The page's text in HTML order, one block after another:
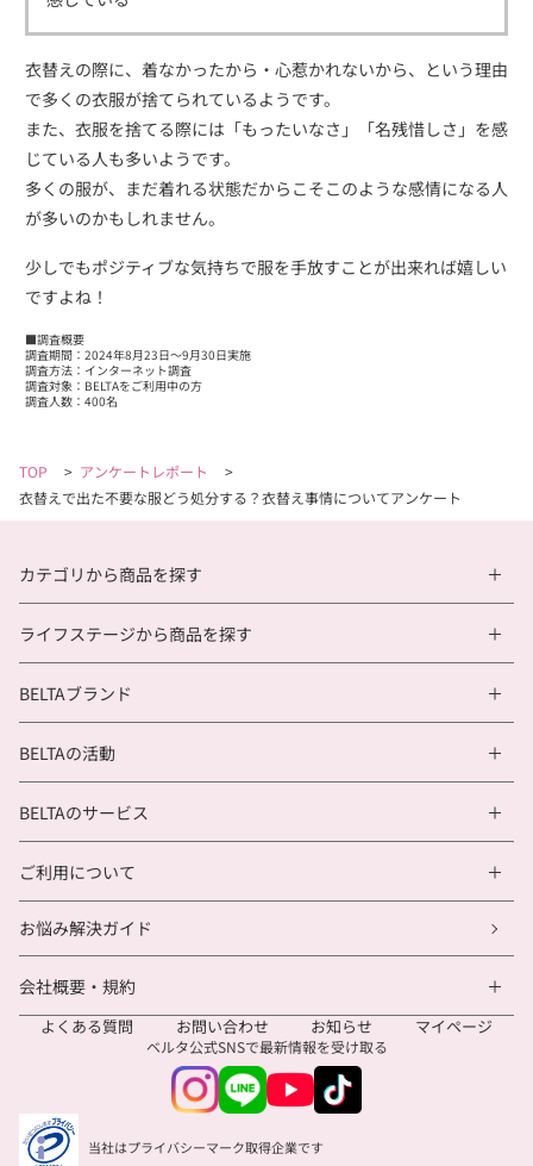
衣替えの際に、着なかったから・心惹かれないから、という理由
で多くの衣服が捨てられているようです。
また、衣服を捨てる際には「もったいなさ」「名残惜しさ」を感
じている人も多いようです。
多くの服が、まだ着れる状態だからこそこのような感情になる人
が多いのかもしれません。
少しでもポジティブな気持ちで服を手放すことが出来れば嬉しい
ですよね！
■調査概要
調査期間：2024年8月23日～9月30日実施
調査方法：インターネット調査
調査対象：BELTAをご利用中の方
調査人数：400名
TOP > アンケートレポート
>
衣替えで出た不要な服どう処分する？衣替え事情についてアンケート
カテゴリから商品を探す
ライフステージから商品を探す
BELTAブランド
BELTAの活動
BELTAのサービス
ご利用について
お悩み解決ガイド
会社概要・規約
よくある質問 お問い合わせ お知らせ マイページ
ベルタ公式SNSで最新情報を受け取る
当社はプライバシーマーク取得企業です